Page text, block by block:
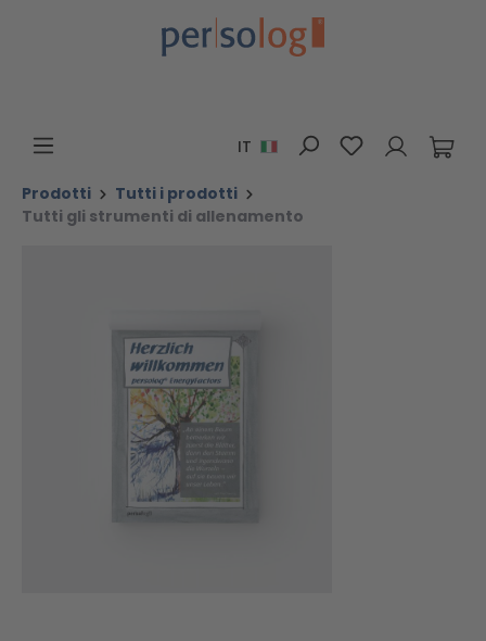
Passa al contenuto principale
IT Hai 0 articoli
Prodotti
Tutti i prodotti
Tutti gli strumenti di allenamento